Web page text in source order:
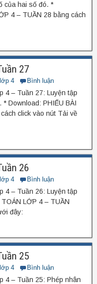
của hai số đó. *
4 – TUẦN 28 bằng cách
27
4 Bình luận
4 – Tuần 27: Luyện tập
Download: PHIẾU BÀI
click vào nút Tải về
26
4 Bình luận
4 – Tuần 26: Luyện tập
LỚP 4 – TUẦN
đây:
25
4 Bình luận
4 – Tuần 25: Phép nhân